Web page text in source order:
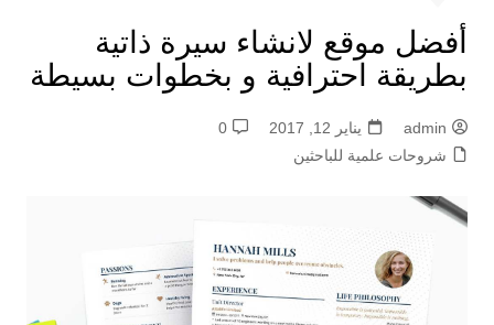
أفضل موقع لانشاء سيرة ذاتية
بطريقة احترافية و بخطوات بسيطة
admin يناير 12, 2017
0
شروحات علمية للباحثين